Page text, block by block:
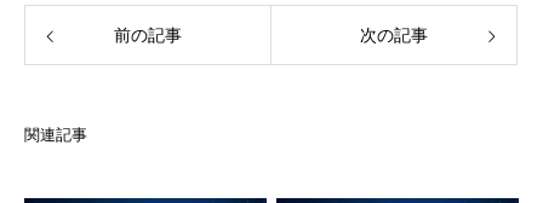
前の記事 次の記事
関連記事